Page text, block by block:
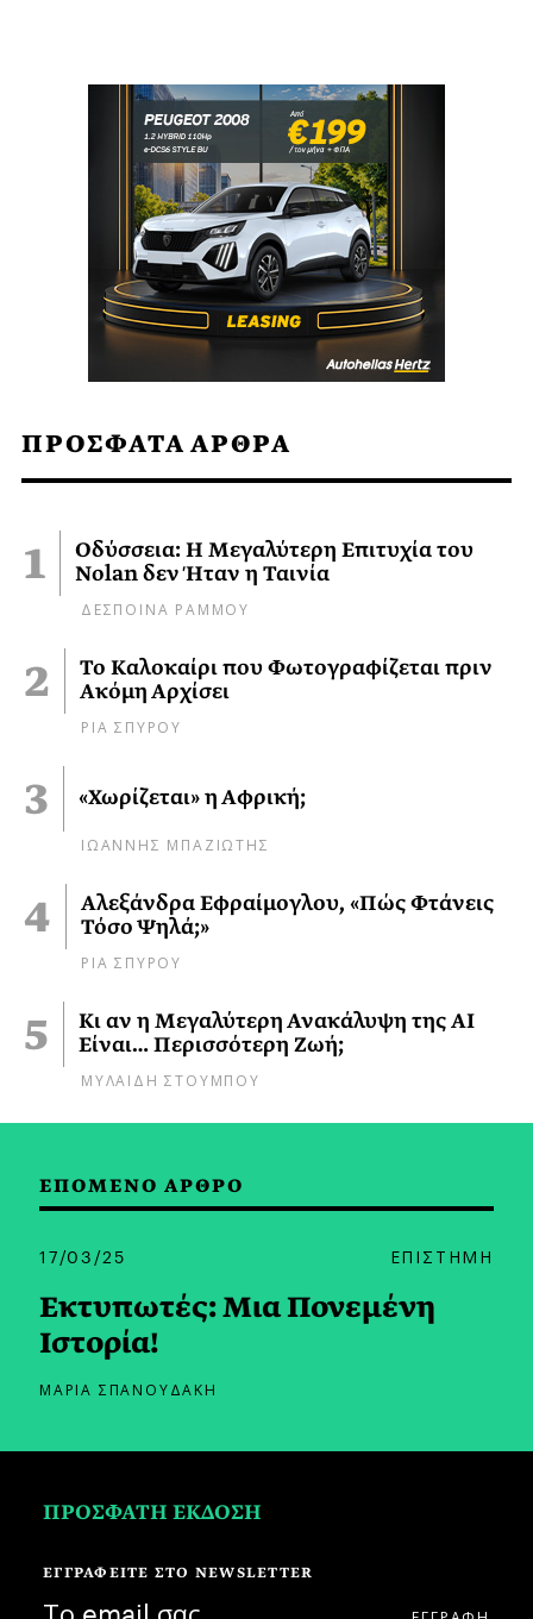
ΠΡΟΣΦΑΤΑ ΑΡΘΡΑ
Οδύσσεια: Η Μεγαλύτερη Επιτυχία του
Nolan δεν Ήταν η Ταινία
ΔΕΣΠΟΙΝΑ ΡΑΜΜΟΥ
Το Καλοκαίρι που Φωτογραφίζεται πριν
Ακόμη Αρχίσει
ΡΙΑ ΣΠΥΡΟΥ
«Χωρίζεται» η Αφρική;
ΙΩΑΝΝΗΣ ΜΠΑΖΙΩΤΗΣ
Αλεξάνδρα Εφραίμογλου, «Πώς Φτάνεις
Τόσο Ψηλά;»
ΡΙΑ ΣΠΥΡΟΥ
Κι αν η Μεγαλύτερη Ανακάλυψη της AI
Είναι… Περισσότερη Ζωή;
ΜΥΛΑΙΔΗ ΣΤΟΥΜΠΟΥ
ΕΠΟΜΕΝΟ ΑΡΘΡΟ
17/03/25 ΕΠΙΣΤΗΜΗ
Εκτυπωτές: Μια Πονεμένη
Ιστορία!
ΜΑΡΙΑ ΣΠΑΝΟΥΔΑΚΗ
ΠΡΟΣΦΑΤΗ ΕΚΔΟΣΗ
ΕΓΓΡΑΦΕΙΤΕ ΣΤΟ NEWSLETTER